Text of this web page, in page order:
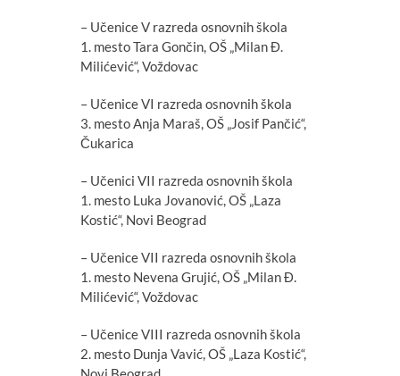
– Učenice V razreda osnovnih škola
1. mesto Tara Gončin, OŠ „Milan Đ.
Milićević“, Voždovac
– Učenice VI razreda osnovnih škola
3. mesto Anja Maraš, OŠ „Josif Pančić“,
Čukarica
– Učenici VII razreda osnovnih škola
1. mesto Luka Jovanović, OŠ „Laza
Kostić“, Novi Beograd
– Učenice VII razreda osnovnih škola
1. mesto Nevena Grujić, OŠ „Milan Đ.
Milićević“, Voždovac
– Učenice VIII razreda osnovnih škola
2. mesto Dunja Vavić, OŠ „Laza Kostić“,